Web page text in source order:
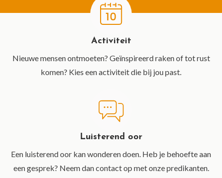
Activiteit
Nieuwe mensen ontmoeten? Geïnspireerd raken of tot rust
komen? Kies een activiteit die bij jou past.
Luisterend oor
Een luisterend oor kan wonderen doen. Heb je behoefte aan
een gesprek? Neem dan contact op met onze predikanten.